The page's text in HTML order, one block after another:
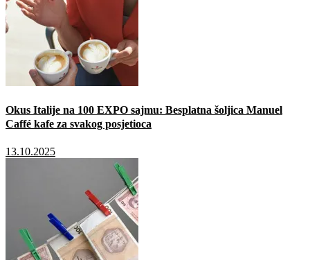
Okus Italije na 100 EXPO sajmu: Besplatna šoljica Manuel
Caffé kafe za svakog posjetioca
13.10.2025